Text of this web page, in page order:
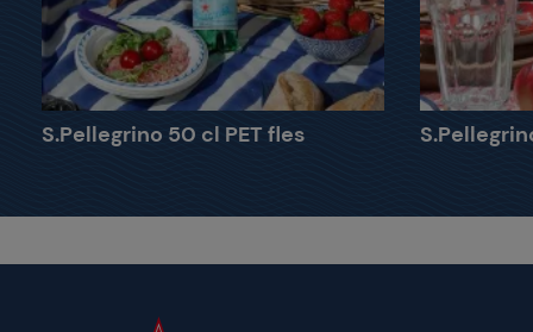
S.Pellegrino 50 cl PET fles